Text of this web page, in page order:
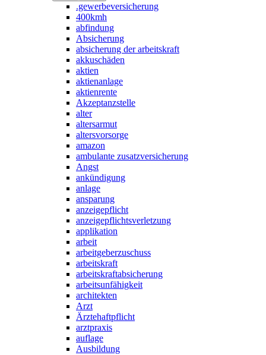
.gewerbeversicherung
400kmh
abfindung
Absicherung
absicherung der arbeitskraft
akkuschäden
aktien
aktienanlage
aktienrente
Akzeptanzstelle
alter
altersarmut
altersvorsorge
amazon
ambulante zusatzversicherung
Angst
ankündigung
anlage
ansparung
anzeigepflicht
anzeigepflichtsverletzung
applikation
arbeit
arbeitgeberzuschuss
arbeitskraft
arbeitskraftabsicherung
arbeitsunfähigkeit
architekten
Arzt
Ärztehaftpflicht
arztpraxis
auflage
Ausbildung